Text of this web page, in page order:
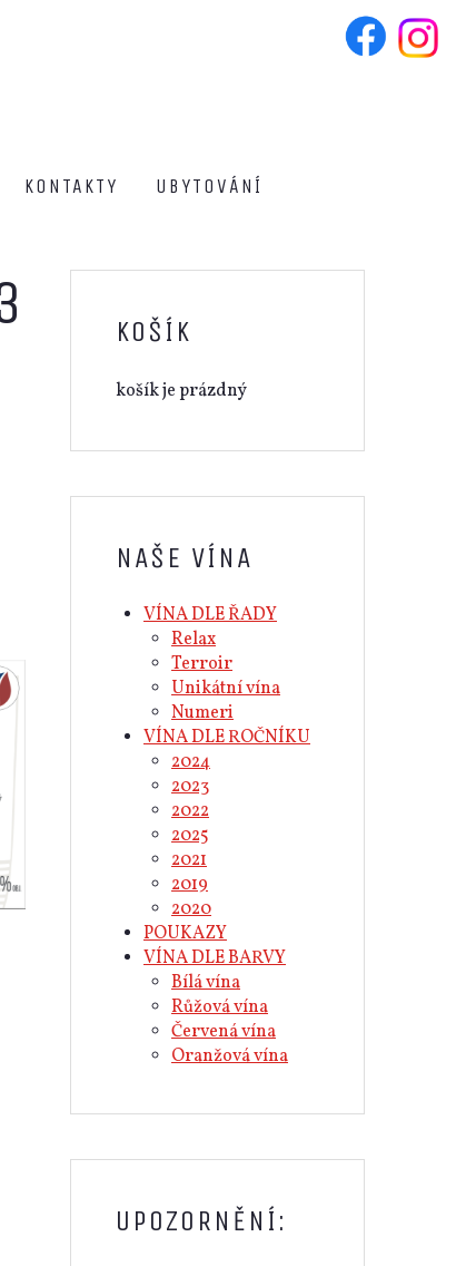
KONTAKTY UBYTOVÁNÍ
KOŠÍK
košík je prázdný
NAŠE VÍNA
VÍNA DLE ŘADY
Relax
Terroir
Unikátní vína
Numeri
VÍNA DLE ROČNÍKU
2024
2023
2022
2025
2021
2019
2020
POUKAZY
VÍNA DLE BARVY
Bílá vína
Růžová vína
Červená vína
Oranžová vína
UPOZORNĚNÍ: